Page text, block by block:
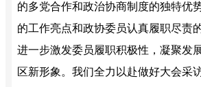
的多党合作和政治协商制度的独特优
的工作亮点和政协委员认真履职尽责
进一步激发委员履职积极性，凝聚发
区新形象。我们全力以赴做好大会采